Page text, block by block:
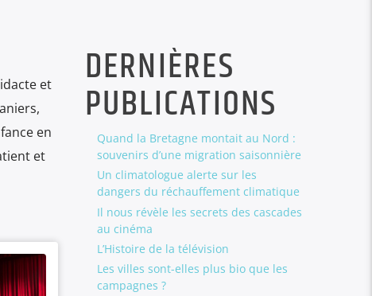
et
en
et
DERNIÈRES
PUBLICATIONS
Quand la Bretagne montait au Nord :
souvenirs d’une migration saisonnière
Un climatologue alerte sur les
dangers du réchauffement climatique
Il nous révèle les secrets des cascades
au cinéma
L’Histoire de la télévision
Les villes sont-elles plus bio que les
campagnes ?